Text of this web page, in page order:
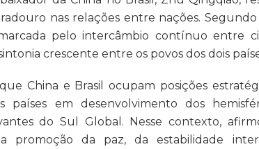
nas relações entre nações. Segundo
pelo intercâmbio contínuo entre
crescente entre os povos dos dois
China e Brasil ocupam posições
países em desenvolvimento dos
do Sul Global. Nesse contexto,
promoção da paz, da estabilidade